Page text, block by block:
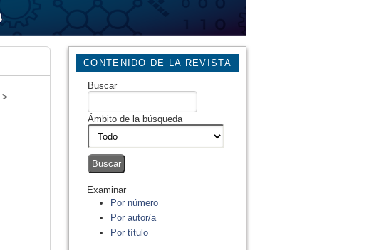
CONTENIDO DE LA REVISTA
Buscar
Ámbito de la búsqueda
Examinar
Por número
Por autor/a
Por título
>